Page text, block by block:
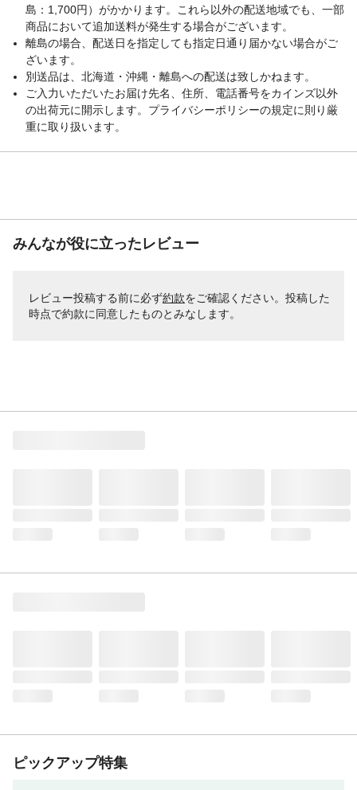
島：1,700円）がかかります。これら以外の配送地域でも、一部
商品において追加送料が発生する場合がございます。
離島の場合、配送日を指定しても指定日通り届かない場合がご
ざいます。
別送品は、北海道・沖縄・離島への配送は致しかねます。
ご入力いただいたお届け先名、住所、電話番号をカインズ以外
の出荷元に開示します。プライバシーポリシーの規定に則り厳
重に取り扱います。
みんなが役に立ったレビュー
レビュー投稿する前に必ず約款をご確認ください。投稿した
時点で約款に同意したものとみなします。
ピックアップ特集